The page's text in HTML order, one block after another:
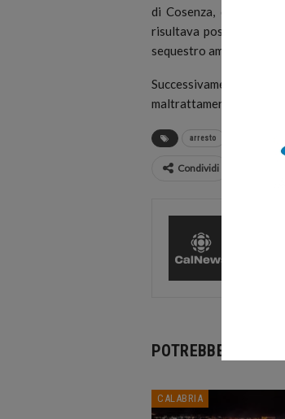
di Cosenza, dove ha
risultava positivo al
sequestro
Successivamente,
maltrattamenti che
arresto
Condividi
POTREBBE
CALABRIA